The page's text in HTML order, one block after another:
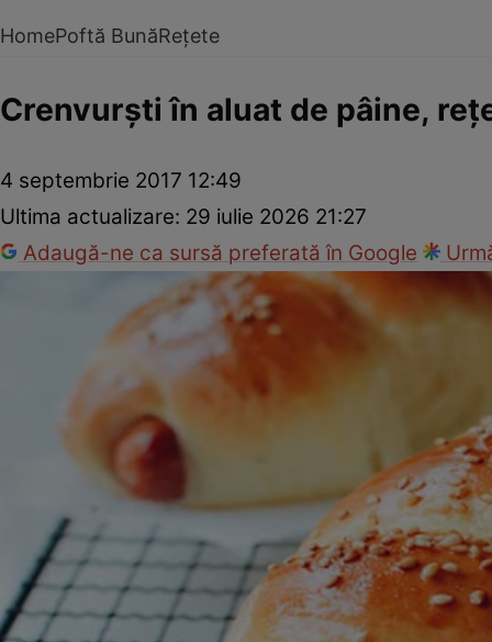
HomePoftă BunăRețete
Crenvurşti în aluat de pâine,
4 septembrie 2017 12:49
Ultima actualizare: 29 iulie 2026 21:27
Adaugă-ne ca sursă preferată în Google